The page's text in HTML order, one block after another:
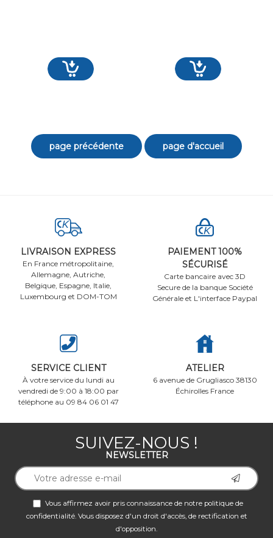
LIVRAISON EXPRESS
En France métropolitaine,
Allemagne, Autriche,
Belgique, Espagne, Italie,
Luxembourg et DOM-TOM
PAIEMENT 100%
SÉCURISÉ
Carte bancaire avec 3D
Secure de la banque Société
Générale et L'interface Paypal
SERVICE CLIENT
À votre service du lundi au
vendredi de 9:00 à 18:00 par
téléphone au 09 84 06 01 47
ATELIER
6 avenue de Grugliasco 38130
Échirolles France
SUIVEZ-NOUS !
NEWSLETTER
Vous affirmez avoir pris connaissance de notre politique de
confidentialité. Vous disposez d'un droit d'accès, de rectification et
d'opposition.